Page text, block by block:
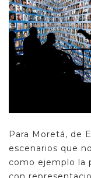
Para Moretá, de
escenarios que
como ejemplo la